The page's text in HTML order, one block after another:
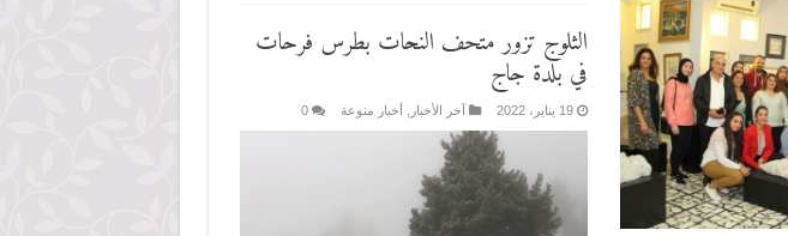
الثلوج تزور متحف النحات بطرس فرحات
في بلدة جاج
19 يناير، 2022 آخر الأخبار أخبار منوعة 0